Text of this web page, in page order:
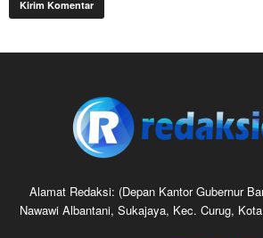
Alamat Redaksi: (Depan Kantor Gubernur
Nawawi Albantani, Sukajaya, Kec. Curug,